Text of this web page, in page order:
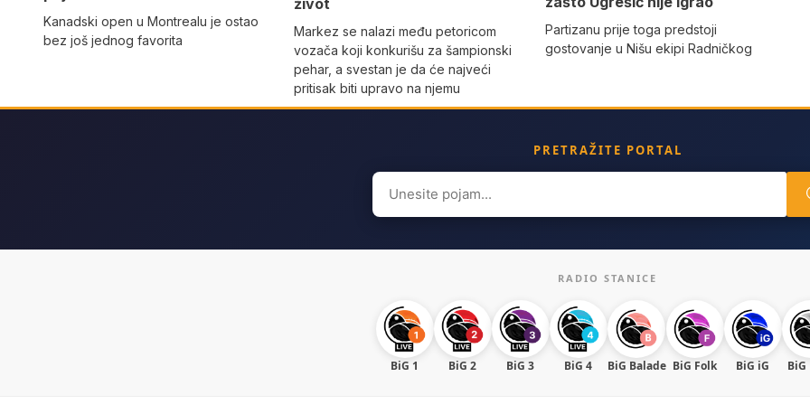
Kanadski open u Montrealu je ostao
bez još jednog favorita
život
Markez se nalazi među petoricom
vozača koji konkurišu za šampionski
pehar, a svestan je da će najveći
pritisak biti upravo na njemu
Partizanu prije toga predstoji
gostovanje u Nišu ekipi Radničkog
PRETRAŽITE PORTAL
Search
for:
RADIO STANICE
BiG 1 BiG 2 BiG 3 BiG 4 BiG Balade BiG Folk BiG iG BiG